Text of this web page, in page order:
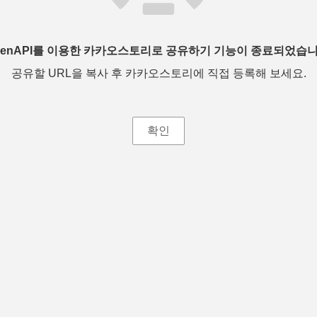
를 이용한 카카오스토리로 공유하기 기능이 종료되었습
공유할 URL을 복사 후 카카오스토리에 직접 등록해 보세요.
확인